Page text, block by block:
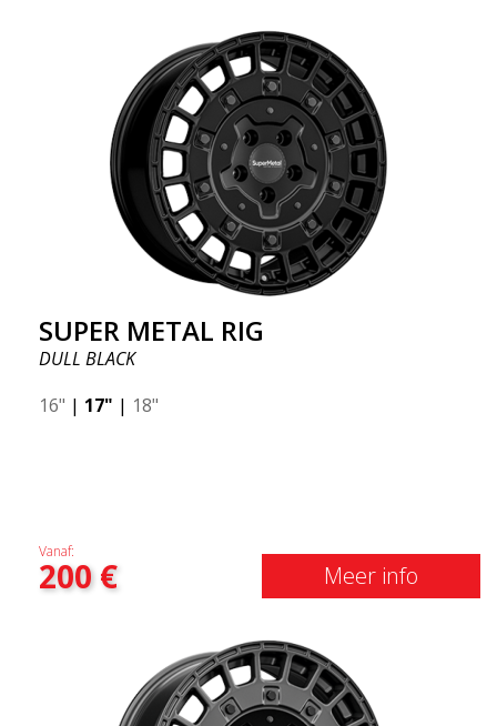
SUPER METAL RIG
DULL BLACK
16" | 17" | 18"
Vanaf:
200€ Meer info